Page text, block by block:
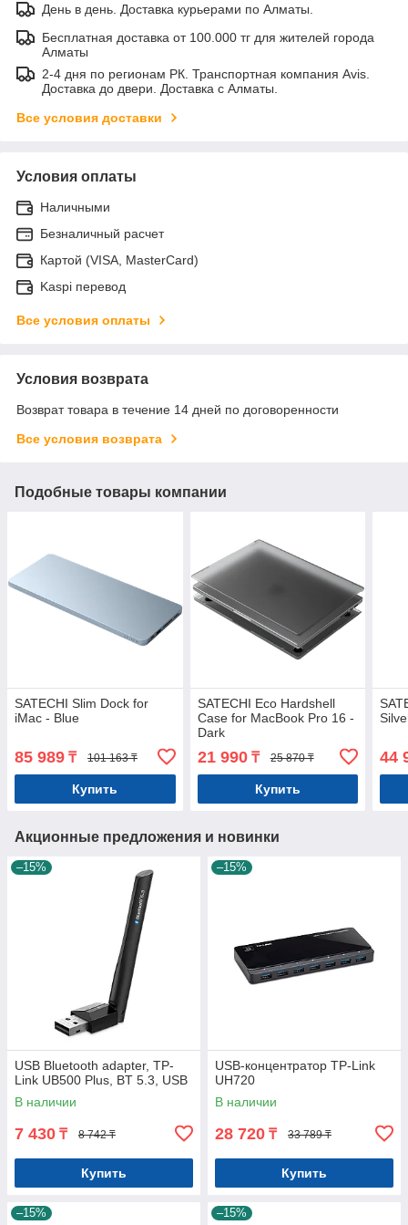
День в день. Доставка курьерами по Алматы.
Бесплатная доставка от 100.000 тг для жителей города
Алматы
2-4 дня по регионам РК. Транспортная компания Avis.
Доставка до двери. Доставка с Алматы.
Все условия доставки
Условия оплаты
Наличными
Безналичный расчет
Картой (VISA, MasterCard)
Kaspi перевод
Все условия оплаты
Условия возврата
Возврат товара в течение 14 дней по договоренности
Все условия возврата
Подобные товары компании
SATECHI Slim Dock for
iMac - Blue
85 989 ₸ 101 163 ₸
Купить
SATECHI Eco Hardshell
Case for MacBook Pro 16 -
Dark
21 990₸ 25 870 ₸
Купить
44
Акционные предложения и новинки
–15%
USB Bluetooth adapter, TP-
Link UB500 Plus, BT 5.3, USB
В наличии
7 430 ₸ 8 742 ₸
Купить
–15%
USB-концентратор TP-Link
UH720
В наличии
28 720 ₸ 33 789 ₸
Купить
–15% –15%